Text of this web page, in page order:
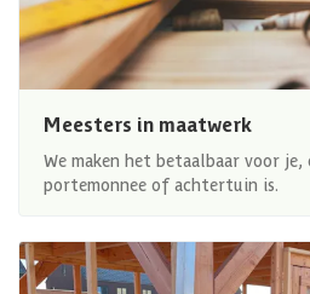
Meesters in maatwerk
We maken het betaalbaar voor
portemonnee of achtertuin is.